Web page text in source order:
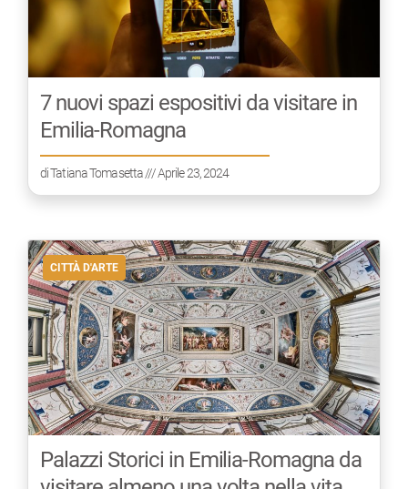
7 nuovi spazi espositivi da visitare in
Emilia-Romagna
diTatiana Tomasetta/// Aprile 23, 2024
CITTÀ D'ARTE
Palazzi Storici in Emilia-Romagna da